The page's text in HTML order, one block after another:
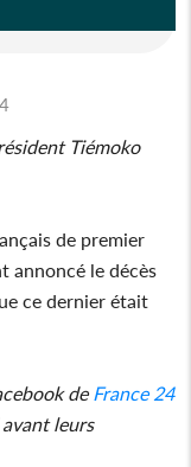
Tiémoko
de premier
annoncé le décès
ce dernier était
de France 24
leurs